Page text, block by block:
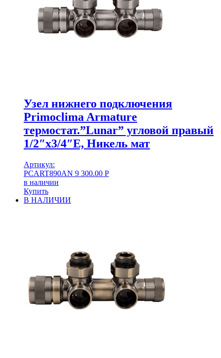
Узел нижнего подключения
Primoclima Armature
термостат.”Lunar” угловой правый
1/2″х3/4″Е, Никель мат
Артикул:
PCART890AN 9 300.00 Р
в наличии
Купить
В НАЛИЧИИ